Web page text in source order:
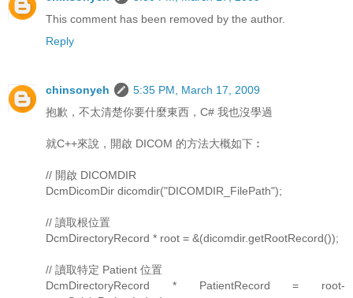
This comment has been removed by the author.
Reply
chinsonyeh
5:35 PM, March 17, 2009
抱歉，不太清楚你要什麼東西，C# 我也沒學過
就C++來說，開啟 DICOM 的方法大概如下︰
// 開啟 DICOMDIR
DcmDicomDir dicomdir("DICOMDIR_FilePath");
// 讀取根位置
DcmDirectoryRecord * root = &(dicomdir.getRootRecord());
// 讀取特定 Patient 位置
DcmDirectoryRecord * PatientRecord = root-